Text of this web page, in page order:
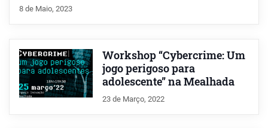
8 de Maio, 2023
Workshop “Cybercrime: Um
jogo perigoso para
adolescente” na Mealhada
23 de Março, 2022